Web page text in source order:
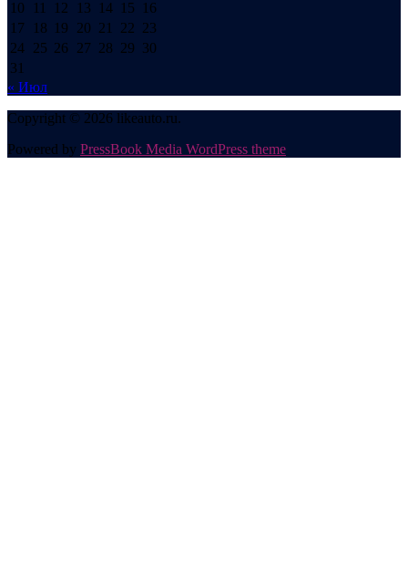
10
11 12 13 14 15
16
17
18 19 20 21 22 23
24 25 26 27 28 29 30
31
« Июл
Copyright © 2026 likeauto.ru.
Powered by PressBook Media WordPress theme